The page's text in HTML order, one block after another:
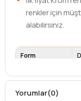
renkler için
alabilirsiniz.
Form
Cam Kalınlığı
Yorumlar(0)